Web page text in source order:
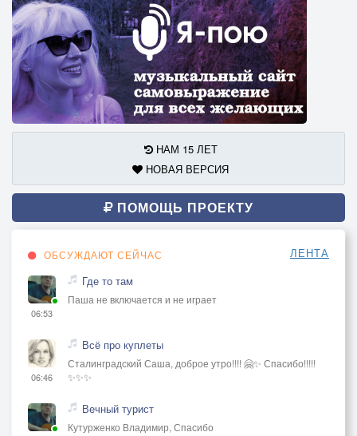
НАМ 15 ЛЕТ
НОВАЯ ВЕРСИЯ
ПОМОЩЬ ПРОЕКТУ
ОБСУЖДАЮТ СЕЙЧАС ЛЕНТА
06:53
Где то там
Паша не включается и не играет
06:46
Всё про куплеты
Сталинградский Саша, доброе утро!!!! 🤗✨ Спасибо!!!!!
✨✨✨
Вечный турист
Кутурженко Владимир, Спасибо